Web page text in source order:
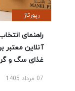
رپورتاژ
راهنمای
آنلاین معتبر
غذای سگ و
07 مرداد 1405